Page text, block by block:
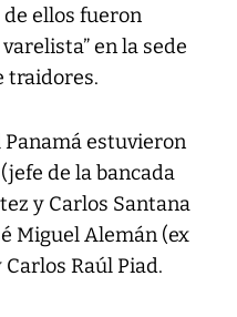
ellos fueron
en la sede
traidores.
estuvieron
de la bancada
y Carlos Santana
Miguel Alemán (ex
Raúl Piad.